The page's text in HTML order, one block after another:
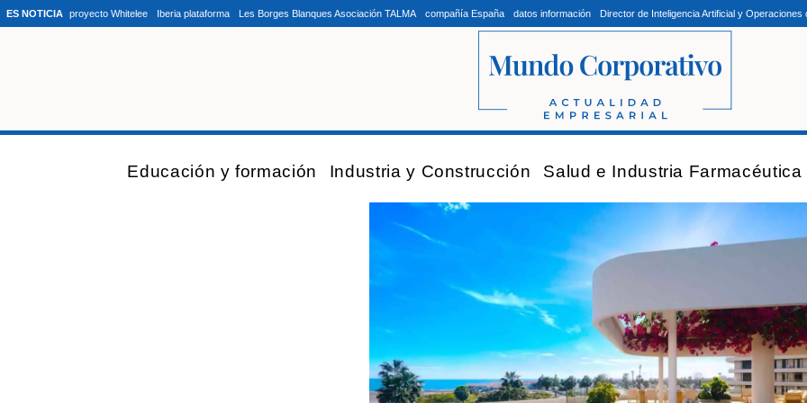
ES NOTICIA proyecto Whitelee Iberia plataforma Les Borges Blanques Asociación TALMA compañía España datos información Director de Inteligencia Artificial y
Educación y formación Industria y Construcción Salud e Industria Farmacéutica